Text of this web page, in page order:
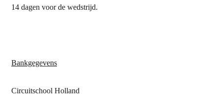
14 dagen voor de wedstrijd.
Bankgegevens
Circuitschool Holland